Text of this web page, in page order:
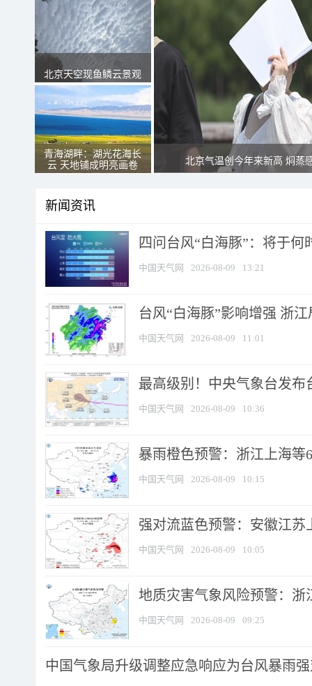
北京天空现鱼鳞云景观
青海湖畔：湖光花海长
云 天地铺成明亮画卷
北京气温创今年来新高 焖蒸
新闻资讯
四问台风“白海豚”：将于
中国天气网 2026-08-09 13:21
台风“白海豚”影响增强 浙
中国天气网 2026-08-09 11:01
最高级别！中央气象台发布
中国天气网 2026-08-09 10:36
暴雨橙色预警：浙江上海等
中国天气网 2026-08-09 10:15
强对流蓝色预警：安徽江苏
中国天气网 2026-08-09 10:05
地质灾害气象风险预警：浙
中国天气网 2026-08-09 09:25
中国气象局升级调整应急响应为台风暴雨